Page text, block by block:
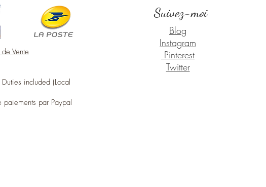
Vente
included (Local
par Paypal
Suivez-moi
Blog
Instagram
Pinterest
Twitter